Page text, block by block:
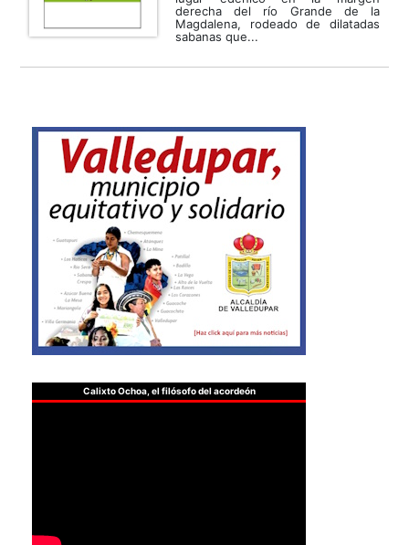
derecha del río Grande de la
Magdalena, rodeado de dilatadas
sabanas que...
Calixto Ochoa, el filósofo del acordeón